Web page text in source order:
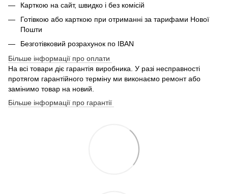
Карткою на сайт, швидко і без комісій
Готівкою або карткою при отриманні за тарифами Нової
Пошти
Безготівковий розрахунок по IBAN
Більше інформації про оплати
На всі товари діє гарантія виробника. У разі несправності
протягом гарантійного терміну ми виконаємо ремонт або
замінимо товар на новий.
Більше інформації про гарантії